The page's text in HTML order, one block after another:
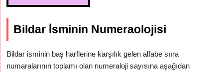
Bildar İsminin Numeraolojisi
Bildar isminin baş harflerine karşılık gelen alfabe sııra
numaralarının toplamı olan numeraloji sayısına aşağıdan